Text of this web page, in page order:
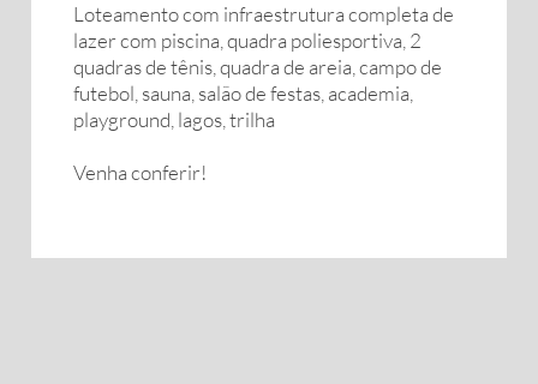
Loteamento com infraestrutura completa de
lazer com piscina, quadra poliesportiva, 2
quadras de tênis, quadra de areia, campo de
futebol, sauna, salão de festas, academia,
playground, lagos, trilha
Venha conferir!